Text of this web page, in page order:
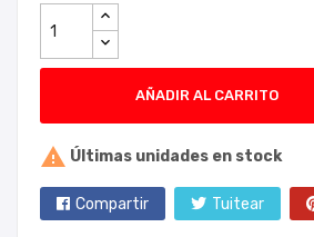
AÑADIR AL CARRITO
 Últimas unidades en stock
Compartir Tuitear